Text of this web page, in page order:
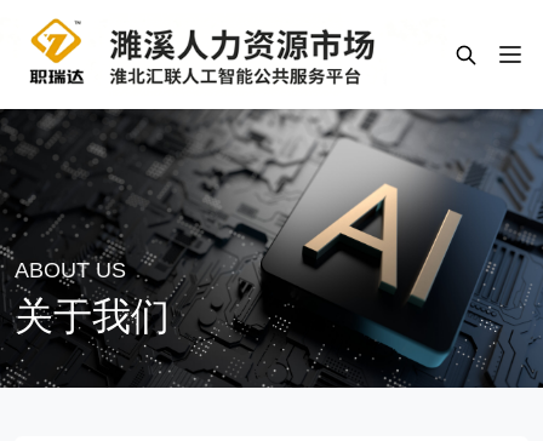
ABOUT US
关于我们